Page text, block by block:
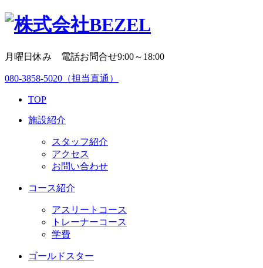
月曜日休み 電話お問合せ9:00～18:00
080-3858-5020 （担当直通）
TOP
施設紹介
スタッフ紹介
アクセス
お問い合わせ
コース紹介
アスリートコース
トレーナーコース
学費
ゴールドスター